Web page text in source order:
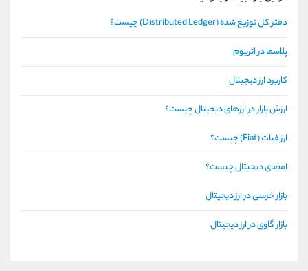
دفتر کل توزیع شده (Distributed Ledger) چیست؟
پلاسما در اتریوم
کاربرد ارز دیجیتال
ارزش بازار در ارزهای دیجیتال چیست؟
ارز فیات (Fiat) چیست؟
امضای دیجیتال چیست؟
بازار خرسی در ارز دیجیتال
بازار گاوی در ارز دیجیتال